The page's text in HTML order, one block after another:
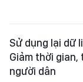
Sử dụng lại dữ
Giảm thời
người dân